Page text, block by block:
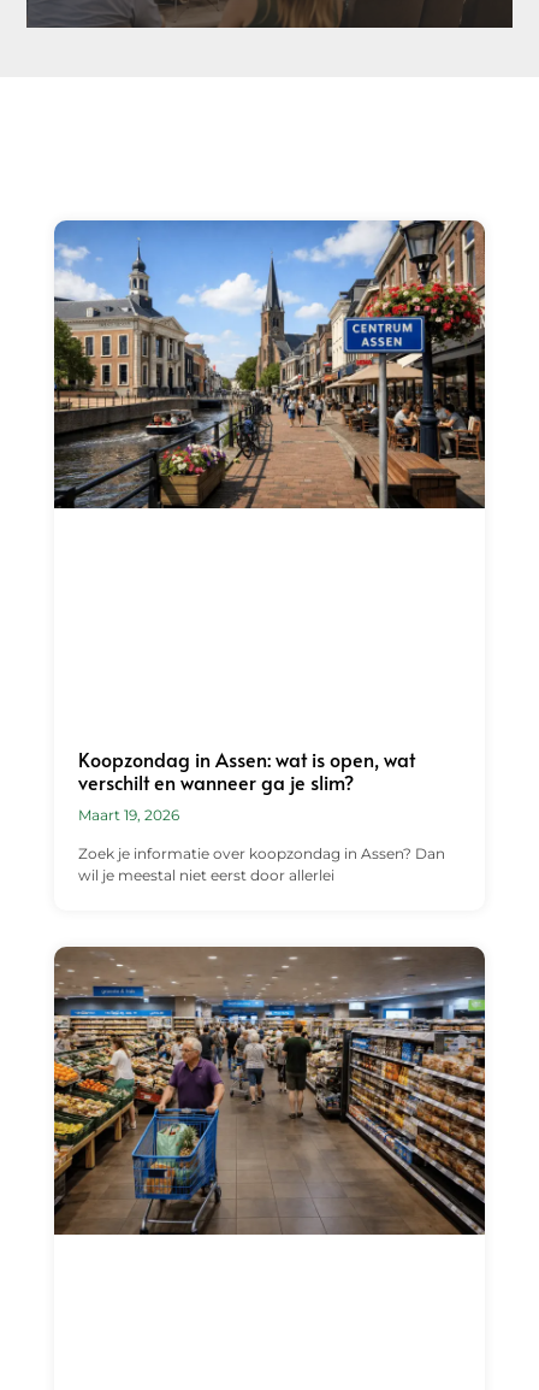
Koopzondag in Assen: wat is open, wat
verschilt en wanneer ga je slim?
Maart 19, 2026
Zoek je informatie over koopzondag in Assen? Dan
wil je meestal niet eerst door allerlei